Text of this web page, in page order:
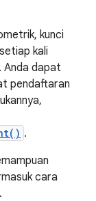
kunci
kali
Anda dapat
pendaftaran
.
cara
.